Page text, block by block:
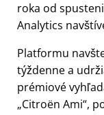
roka od
Analytics
Platformu
týždenne a
prémiové
Citroën Ami ,